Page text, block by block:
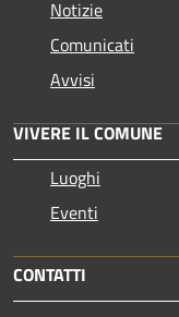
Notizie
Comunicati
Avvisi
VIVERE IL COMUNE
Luoghi
Eventi
CONTATTI